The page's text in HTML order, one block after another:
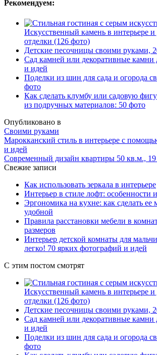
Рекомендуем:
Искусственный камень в интерьере
отделки (126 фото)
Детские песочницы своими руками,
Сад камней или декоративные камни
и идей
Поделки из шин для сада и огорода
фото
Как сделать клумбу или садовую
из подручных материалов: 50 фото
Опубликовано в
Своими руками
Марокканский стиль в интерьере с
и идей
Современный дизайн квартиры 50 кв.м.,
Свежие записи
Как использовать зеркала в интерьере
Интерьер в стиле лофт: особенности
Эргономика на кухне: как сделать ее
удобной
Правила расстановки мебели в
размеров
Интерьер детской комнаты для
легко! 70 ярких фотографий и идей
С этим постом смотрят
Искусственный камень в интерьере
отделки (126 фото)
Детские песочницы своими руками,
Сад камней или декоративные камни
и идей
Поделки из шин для сада и огорода
фото